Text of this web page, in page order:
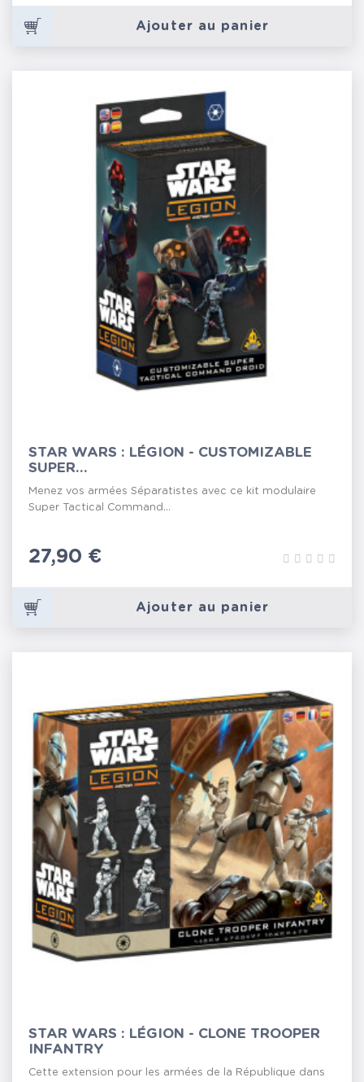
Ajouter au panier
STAR WARS : LÉGION - CUSTOMIZABLE
SUPER...
Menez vos armées Séparatistes avec ce kit modulaire
Super Tactical Command...
Prix
27,90 €
Ajouter au panier
STAR WARS : LÉGION - CLONE TROOPER
INFANTRY
Cette extension pour les armées de la République dans